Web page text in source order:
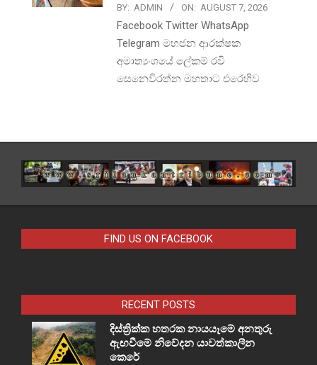
BY: ADMIN ON: AUGUST 7, 2026
Facebook Twitter WhatsApp
Telegram මහජන ආරක්ෂක
අමාත්‍යංශයේ ලේකම් රවි
සෙනෙවිරත්න මහතාට එරෙහිව
FIND US ON FACEBOOK
RECENT POSTS
දිස්ත්‍රික්ක හතරක නායයෑමේ අනතුරු
ඇඟවීමේ නිවේදන යාවත්කාලීන
කෙරේ